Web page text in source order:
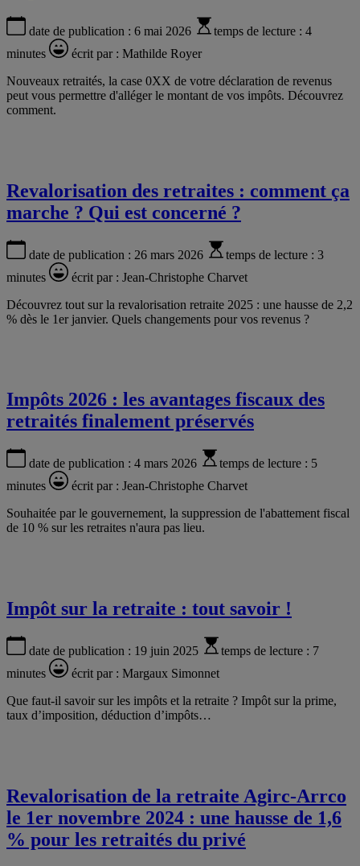
date de publication : 6 mai 2026 temps de lecture : 4
minutes
écrit par : Mathilde Royer
Nouveaux retraités, la case 0XX de votre déclaration de revenus
peut vous permettre d'alléger le montant de vos impôts. Découvrez
comment.
Revalorisation des retraites : comment ça
marche ? Qui est concerné ?
date de publication : 26 mars 2026 temps de lecture : 3
minutes
écrit par : Jean-Christophe Charvet
Découvrez tout sur la revalorisation retraite 2025 : une hausse de 2,2
% dès le 1er janvier. Quels changements pour vos revenus ?
Impôts 2026 : les avantages fiscaux des
retraités finalement préservés
date de publication : 4 mars 2026 temps de lecture : 5
minutes
écrit par : Jean-Christophe Charvet
Souhaitée par le gouvernement, la suppression de l'abattement fiscal
de 10 % sur les retraites n'aura pas lieu.
Impôt sur la retraite : tout savoir !
date de publication : 19 juin 2025 temps de lecture : 7
minutes
écrit par : Margaux Simonnet
Que faut-il savoir sur les impôts et la retraite ? Impôt sur la prime,
taux d’imposition, déduction d’impôts…
Revalorisation de la retraite Agirc-Arrco
le 1er novembre 2024 : une hausse de 1,6
% pour les retraités du privé